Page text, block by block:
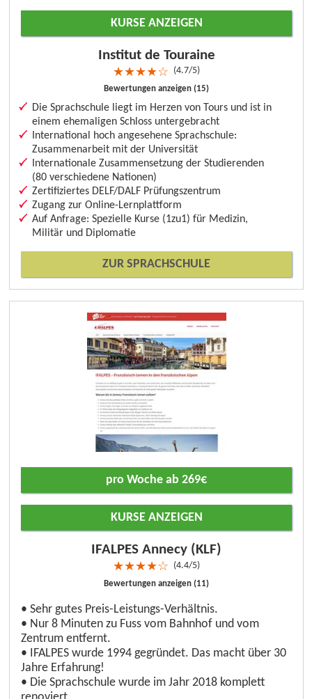
Institut de Touraine
★★★★☆ 4.7/5
Bewertungen anzeigen (15)
Die Sprachschule liegt im Herzen von Tours und ist in
einem ehemaligen Schloss untergebracht
International hoch angesehene Sprachschule:
Zusammenarbeit mit der Universität
Internationale Zusammensetzung der Studierenden
(80 verschiedene Nationen)
Zertifiziertes DELF/DALF Prüfungszentrum
Zugang zur Online-Lernplattform
Auf Anfrage: Spezielle Kurse (1zu1) für Medizin,
Militär und Diplomatie
ZUR SPRACHSCHULE
KURSE ANZEIGEN
IFALPES Annecy (KLF)
★★★★☆ 4.4/5
Bewertungen anzeigen (11)
• Sehr gutes Preis-Leistungs-Verhältnis.
• Nur 8 Minuten zu Fuss vom Bahnhof und vom
Zentrum entfernt.
• IFALPES wurde 1994 gegründet. Das macht über 30
Jahre Erfahrung!
• Die Sprachschule wurde im Jahr 2018 komplett
pro Woche ab 269€
KURSE ANZEIGEN